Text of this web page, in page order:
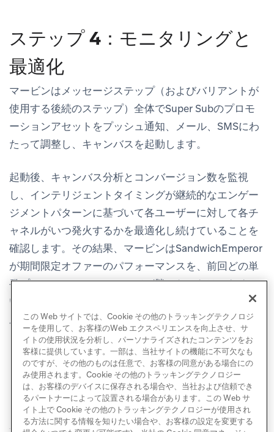
ステップ 4：モニタリングと
最適化
マービンはメッセージステップ（およびバリアントが
使用する後続のステップ）全体でSuper Subのプロモ
ーションアセットをプッシュ通知、メール、SMSにわ
たって調整し、キャンバスを起動します。
起動後、キャンバス分析とコンバージョン数を監視
し、インテリジェントタイミングが継続的なエンゲー
ジメントパターンに基づいて各ユーザーに対して各チ
ャネルがいつ発火するかを最適化し続けていることを
確認します。その結果、マービンはSandwichEmperor
が期間限定オファーのパフォーマンスを、前回どの単
発プロモーションメッセージが勝ったかだけでなく、
いつ、どのジャーニーが効果的かに結びつけることに
成功しました。
この Web サイトでは、Cookie その他のトラッキングテクノロジ
ーを使用して、お客様のWeb エクスペリエンスを向上させ、サ
イトの使用状況を分析し、パーソナライズされたコンテンツをお
客様に提供しています。一部は、当社サイトの機能に不可欠なも
のですが、その他のものは任意で、お客様の同意がある場合にの
み使用されます。Cookie その他のトラッキングテクノロジー
は、お客様のデバイスに保存される場合や、当社および信頼でき
るパートナーによって設置される場合があります。この Web サ
イト上で Cookie その他のトラッキングテクノロジーが使用され
る方法に関する情報を知りたい場合や、お客様の設定を変更する